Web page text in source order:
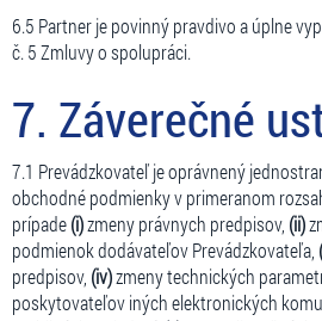
6.5 Partner je povinný pravdivo a úplne
č. 5 Zmluvy o spolupráci.
7. Záverečné
7.1 Prevádzkovateľ je oprávnený
obchodné podmienky v primeranom
prípade(i)zmeny právnych predpisov, (ii)
podmienok dodávateľov Prevádzkovateľa,
predpisov, (iv)zmeny technických
poskytovateľov iných elektronických